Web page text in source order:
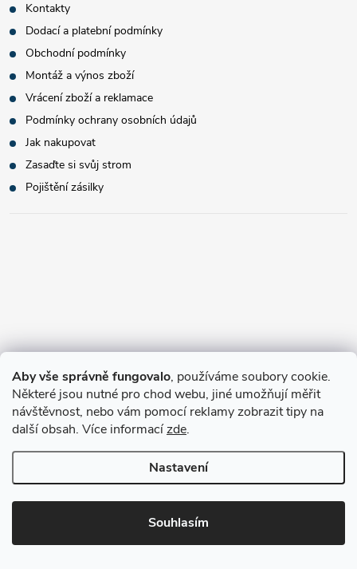
Aby vše správně fungovalo, používáme soubory cookie.
Některé jsou nutné pro chod webu, jiné umožňují měřit
návštěvnost, nebo vám pomocí reklamy zobrazit tipy na
další obsah. Více informacízde.
Nastavení
Souhlasím
Kontakty
Dodací a platební podmínky
Obchodní podmínky
Montáž a výnos zboží
Vrácení zboží a reklamace
Podmínky ochrany osobních údajů
Jak nakupovat
Zasaďte si svůj strom
Pojištění zásilky